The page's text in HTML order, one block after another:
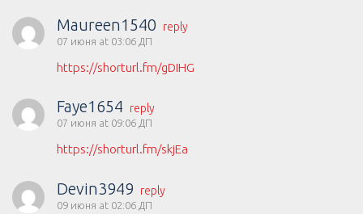
Maureen1540 reply
07 июня at 03:06 ДП
https://shorturl.fm/gDIHG
Faye1654 reply
07 июня at 09:06 ДП
https://shorturl.fm/skjEa
Devin3949 reply
09 июня at 02:06 ДП